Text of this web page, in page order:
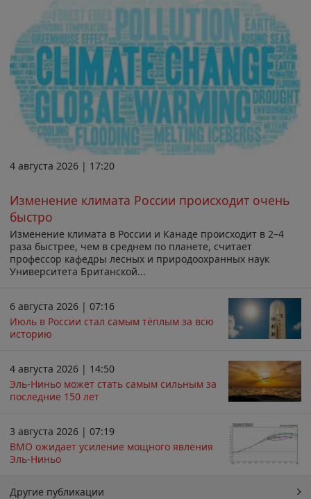
4 августа 2026 | 17:20
Изменение климата России происходит очень
быстро
Изменение климата в России и Канаде происходит в 2–4
раза быстрее, чем в среднем по планете, считает
профессор кафедры лесных и природоохранных наук
Университета Британской...
6 августа 2026 | 07:16
Июль в России стал самым тёплым за всю
историю
4 августа 2026 | 14:50
Эль-Ниньо может стать самым сильным за
последние 150 лет
3 августа 2026 | 07:19
ВМО ожидает усиление мощного явления
Эль-Ниньо
Другие публикации